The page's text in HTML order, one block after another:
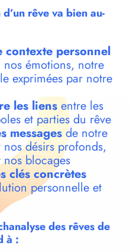
rêve va bien au-
contexte personnel
émotions, notre
exprimées par notre
les liensentre les
et parties du rêve
messagesde notre
désirs profonds,
blocages
clés concrètes
personnelle et
des rêves de
à :